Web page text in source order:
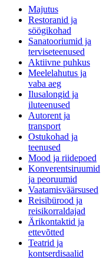
Majutus
Restoranid ja
söögikohad
Sanatooriumid ja
terviseteenused
Aktiivne puhkus
Meelelahutus ja
vaba aeg
Ilusalongid ja
iluteenused
Autorent ja
transport
Ostukohad ja
teenused
Mood ja riidepoed
Konverentsiruumid
ja peoruumid
Vaatamisväärsused
Reisibürood ja
reisikorraldajad
Ärikontaktid ja
ettevõtted
Teatrid ja
kontserdisaalid